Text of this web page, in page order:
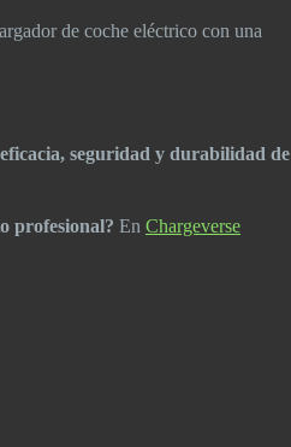
de coche eléctrico con una
seguridad y durabilidad de
profesional? En Chargeverse